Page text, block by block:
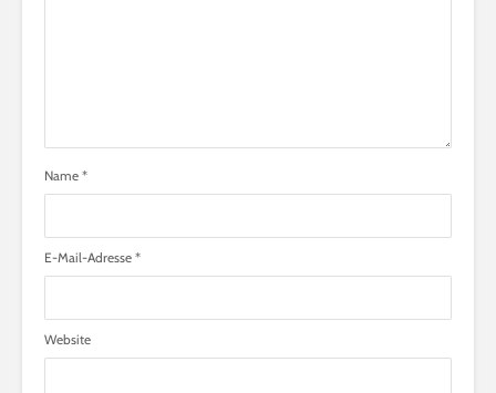
Name *
E-Mail-Adresse *
Website